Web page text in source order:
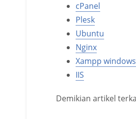
cPanel
Plesk
Ubuntu
Nginx
Xampp
IIS
Demikian artikel